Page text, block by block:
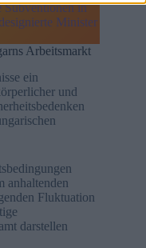
in
Minister
Arbeitsmarkt
ein
und
anhaltenden
Fluktuation
darstellen